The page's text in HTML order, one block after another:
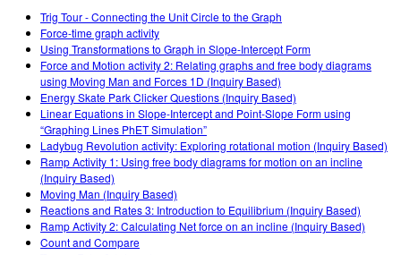
SceneryStack OSE
Impact Report
Trig Tour - Connecting the Unit Circle to the Graph
Force-time graph activity
Using Transformations to Graph in Slope-Intercept Form
Force and Motion activity 2: Relating graphs and free body diagrams
using Moving Man and Forces 1D (Inquiry Based)
Energy Skate Park Clicker Questions (Inquiry Based)
Linear Equations in Slope-Intercept and Point-Slope Form using
“Graphing Lines PhET Simulation”
Ladybug Revolution activity: Exploring rotational motion (Inquiry Based)
Ramp Activity 1: Using free body diagrams for motion on an incline
(Inquiry Based)
Moving Man (Inquiry Based)
Reactions and Rates 3: Introduction to Equilibrium (Inquiry Based)
Ramp Activity 2: Calculating Net force on an incline (Inquiry Based)
Count and Compare